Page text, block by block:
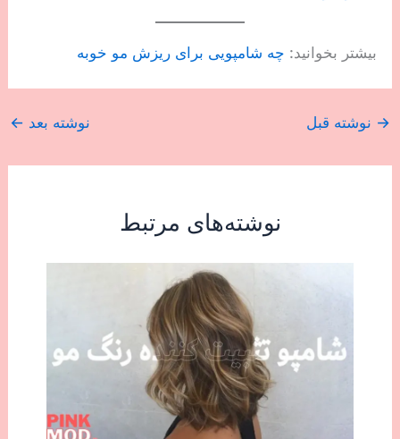
بیشتر بخوانید: چه شامپویی برای ریزش مو خوبه
→ نوشته قبل نوشته بعد ←
نوشته‌های مرتبط